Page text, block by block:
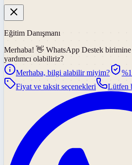
Eğitim Danışmanı
Merhaba! 👋 WhatsApp Destek birimine
yardımcı olabiliriz?
Merhaba, bilgi alabilir miyim?
Fiyat ve taksit seçenekleri
Lütfen